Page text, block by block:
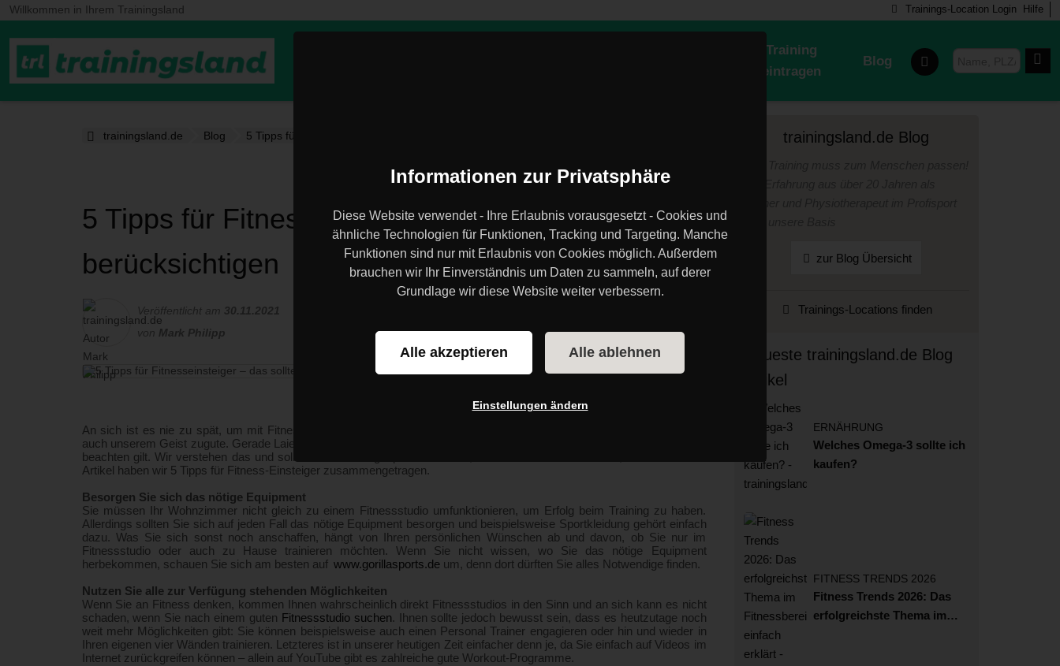
Willkommen in Ihrem Trainingsland Trainings-Location Login Hilfe
Training
eintragen
Blog
trainingsland.de Blog 5 Tipps für Fitnesseinsteiger
5 Tipps für Fitnesseinsteiger – das sollten Sie
berücksichtigen
Veröffentlicht am 30.11.2021
von Mark Philipp
An sich ist es nie zu spät, um mit Fitness anzufangen, denn sportliche Betätigung kommt sowohl unserem Körper als
auch unserem Geist zugute. Gerade Laien wissen jedoch oftmals nicht, wo sie überhaupt anfangen sollen und was es zu
beachten gilt. Wir verstehen das und sollten Sie sich angesprochen fühlen, lesen Sie am besten weiter, denn in diesem
Artikel haben wir 5 Tipps für Fitness-Einsteiger zusammengetragen.
Besorgen Sie sich das nötige Equipment
Sie müssen Ihr Wohnzimmer nicht gleich zu einem Fitnessstudio umfunktionieren, um Erfolg beim Training zu haben.
Allerdings sollten Sie sich auf jeden Fall das nötige Equipment besorgen und beispielsweise Sportkleidung gehört einfach
dazu. Was Sie sich sonst noch anschaffen, hängt von Ihren persönlichen Wünschen ab und davon, ob Sie nur im
Fitnessstudio oder auch zu Hause trainieren möchten. Wenn Sie nicht wissen, wo Sie das nötige Equipment
herbekommen, schauen Sie sich am besten auf www.gorillasports.de um, denn dort dürften Sie alles Notwendige finden.
Nutzen Sie alle zur Verfügung stehenden Möglichkeiten
Wenn Sie an Fitness denken, kommen Ihnen wahrscheinlich direkt Fitnessstudios in den Sinn und an sich kann es nicht
schaden, wenn Sie nach einem guten Fitnessstudio suchen. Ihnen sollte jedoch bewusst sein, dass es heutzutage noch
weit mehr Möglichkeiten gibt: Sie können beispielsweise auch einen Personal Trainer engagieren oder hin und wieder in
Ihren eigenen vier Wänden trainieren. Letzteres ist in unserer heutigen Zeit einfacher denn je, da Sie einfach auf Videos im
Internet zurückgreifen können – allein auf YouTube gibt es zahlreiche gute Workout-Programme.
trainingsland.de Blog
zur Blog Übersicht
Trainings-Locations finden
Neueste trainingsland.de Blog
Artikel
ERNÄHRUNG
Welches Omega-3 sollte ich
kaufen?
FITNESS TRENDS 2026
Fitness Trends 2026: Das
erfolgreichste Thema im
Informationen zur Privatsphäre
Diese Website verwendet - Ihre Erlaubnis vorausgesetzt - Cookies und
ähnliche Technologien für Funktionen, Tracking und Targeting. Manche
Funktionen sind nur mit Erlaubnis von Cookies möglich. Außerdem
brauchen wir Ihr Einverständnis um Daten zu sammeln, auf derer
Grundlage wir diese Website weiter verbessern.
Alle akzeptieren Alle ablehnen
Einstellungen ändern